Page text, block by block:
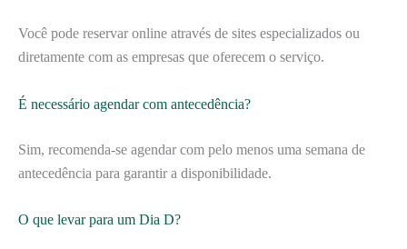
Você pode reservar online através de sites especializados ou
diretamente com as empresas que oferecem o serviço.
É necessário agendar com antecedência?
Sim, recomenda-se agendar com pelo menos uma semana de
antecedência para garantir a disponibilidade.
O que levar para um Dia D?